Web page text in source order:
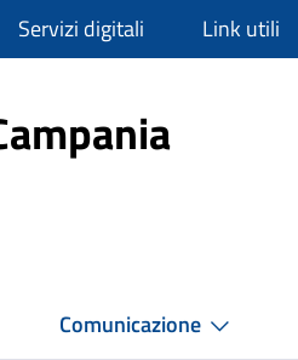
Servizi digitali Link utili
Campania
Comunicazione